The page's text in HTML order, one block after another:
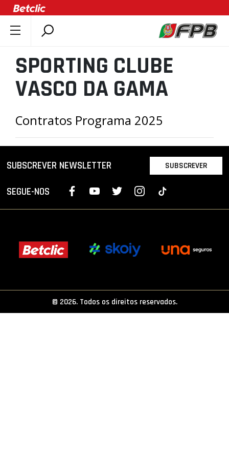
DOCUMENTOS
ÚLTIMAS
ASSOCIAÇÕES
CLUBES
AGENDA
SELEÇÕES
MINIBASQUETE
PROJETOS
SPORTING CLUBE
VASCO DA GAMA
Contratos Programa 2025
SUBSCREVER NEWSLETTER SUBSCREVER
SEGUE-NOS
© 2026. Todos os direitos reservados.